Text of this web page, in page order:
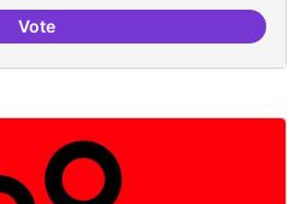
VoteResidències i governança